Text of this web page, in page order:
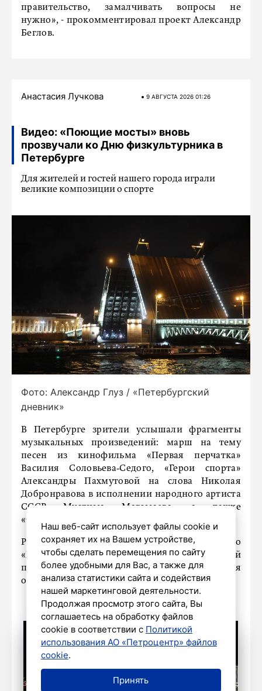
правительство, замалчивать вопросы не
нужно», - прокомментировал проект Александр
Беглов.
Анастасия Лучкова 9 АВГУСТА 2026 01:26
Видео: «Поющие мосты» вновь
прозвучали ко Дню физкультурника в
Петербурге
Для жителей и гостей нашего города играли
великие композиции о спорте
Фото: Александр Глуз / «Петербургский
дневник»
В Петербурге зрители услышали фрагменты
музыкальных произведений: марш на тему
песен из кинофильма «Первая перчатка»
Василия Соловьева‑Седого, «Герои спорта»
Александры Пахмутовой на слова Николая
Добронравова в исполнении народного артиста
СССР Муслима Магомаева, а также
«Футбольный марш» Матвея Блантера.
Ранее «Петербургский дневник» сообщал, что
«Поющие мосты» посвятили специальной
программе Дня физкультурника и Дня
окончанияЛенинградской битвы.
Наш веб-сайт использует файлы cookie и
сохраняет их на Вашем устройстве,
чтобы сделать перемещения по сайту
более удобными для Вас, а также для
анализа статистики сайта и содействия
нашей маркетинговой деятельности.
Продолжая просмотр этого сайта, Вы
соглашаетесь на обработку файлов
cookie в соответствии с Политикой
использования АО «Петроцентр» файлов
cookie.
Принять